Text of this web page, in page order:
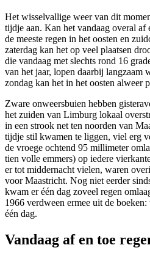
Het wisselvallige weer van dit
tijdje aan. Kan het vandaag overal af
de meeste regen in het oosten en
zaterdag kan het op veel plaatsen
die vandaag met slechts rond 16
van het jaar, lopen daarbij langzaam
zondag kan het in het oosten alweer
Zware onweersbuien hebben
het zuiden van Limburg lokaal
in een strook net ten noorden van
tijdje stil kwamen te liggen, viel erg
de vroege ochtend 95 millimeter
tien volle emmers) op iedere
er tot middernacht vielen, waren
voor Maastricht. Nog niet eerder
kwam er één dag zoveel regen
1966 verdween ermee uit de
één dag.
Vandaag af en toe